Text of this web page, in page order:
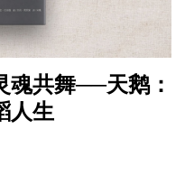
魂共舞──天鹅：
人生